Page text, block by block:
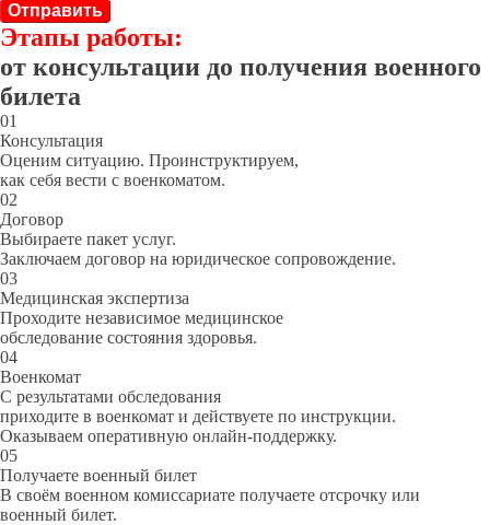
Отправить
Этапы работы:
от консультации до получения военного
билета
01
Консультация
Оценим ситуацию. Проинструктируем,
как себя вести с военкоматом.
02
Договор
Выбираете пакет услуг.
Заключаем договор на юридическое сопровождение.
03
Медицинская экспертиза
Проходите независимое медицинское
обследование состояния здоровья.
04
Военкомат
С результатами обследования
приходите в военкомат и действуете по инструкции.
Оказываем оперативную онлайн-поддержку.
05
Получаете военный билет
В своём военном комиссариате получаете отсрочку или
военный билет.